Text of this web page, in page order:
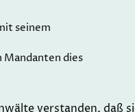
seinem
Mandanten dies
verstanden, daß